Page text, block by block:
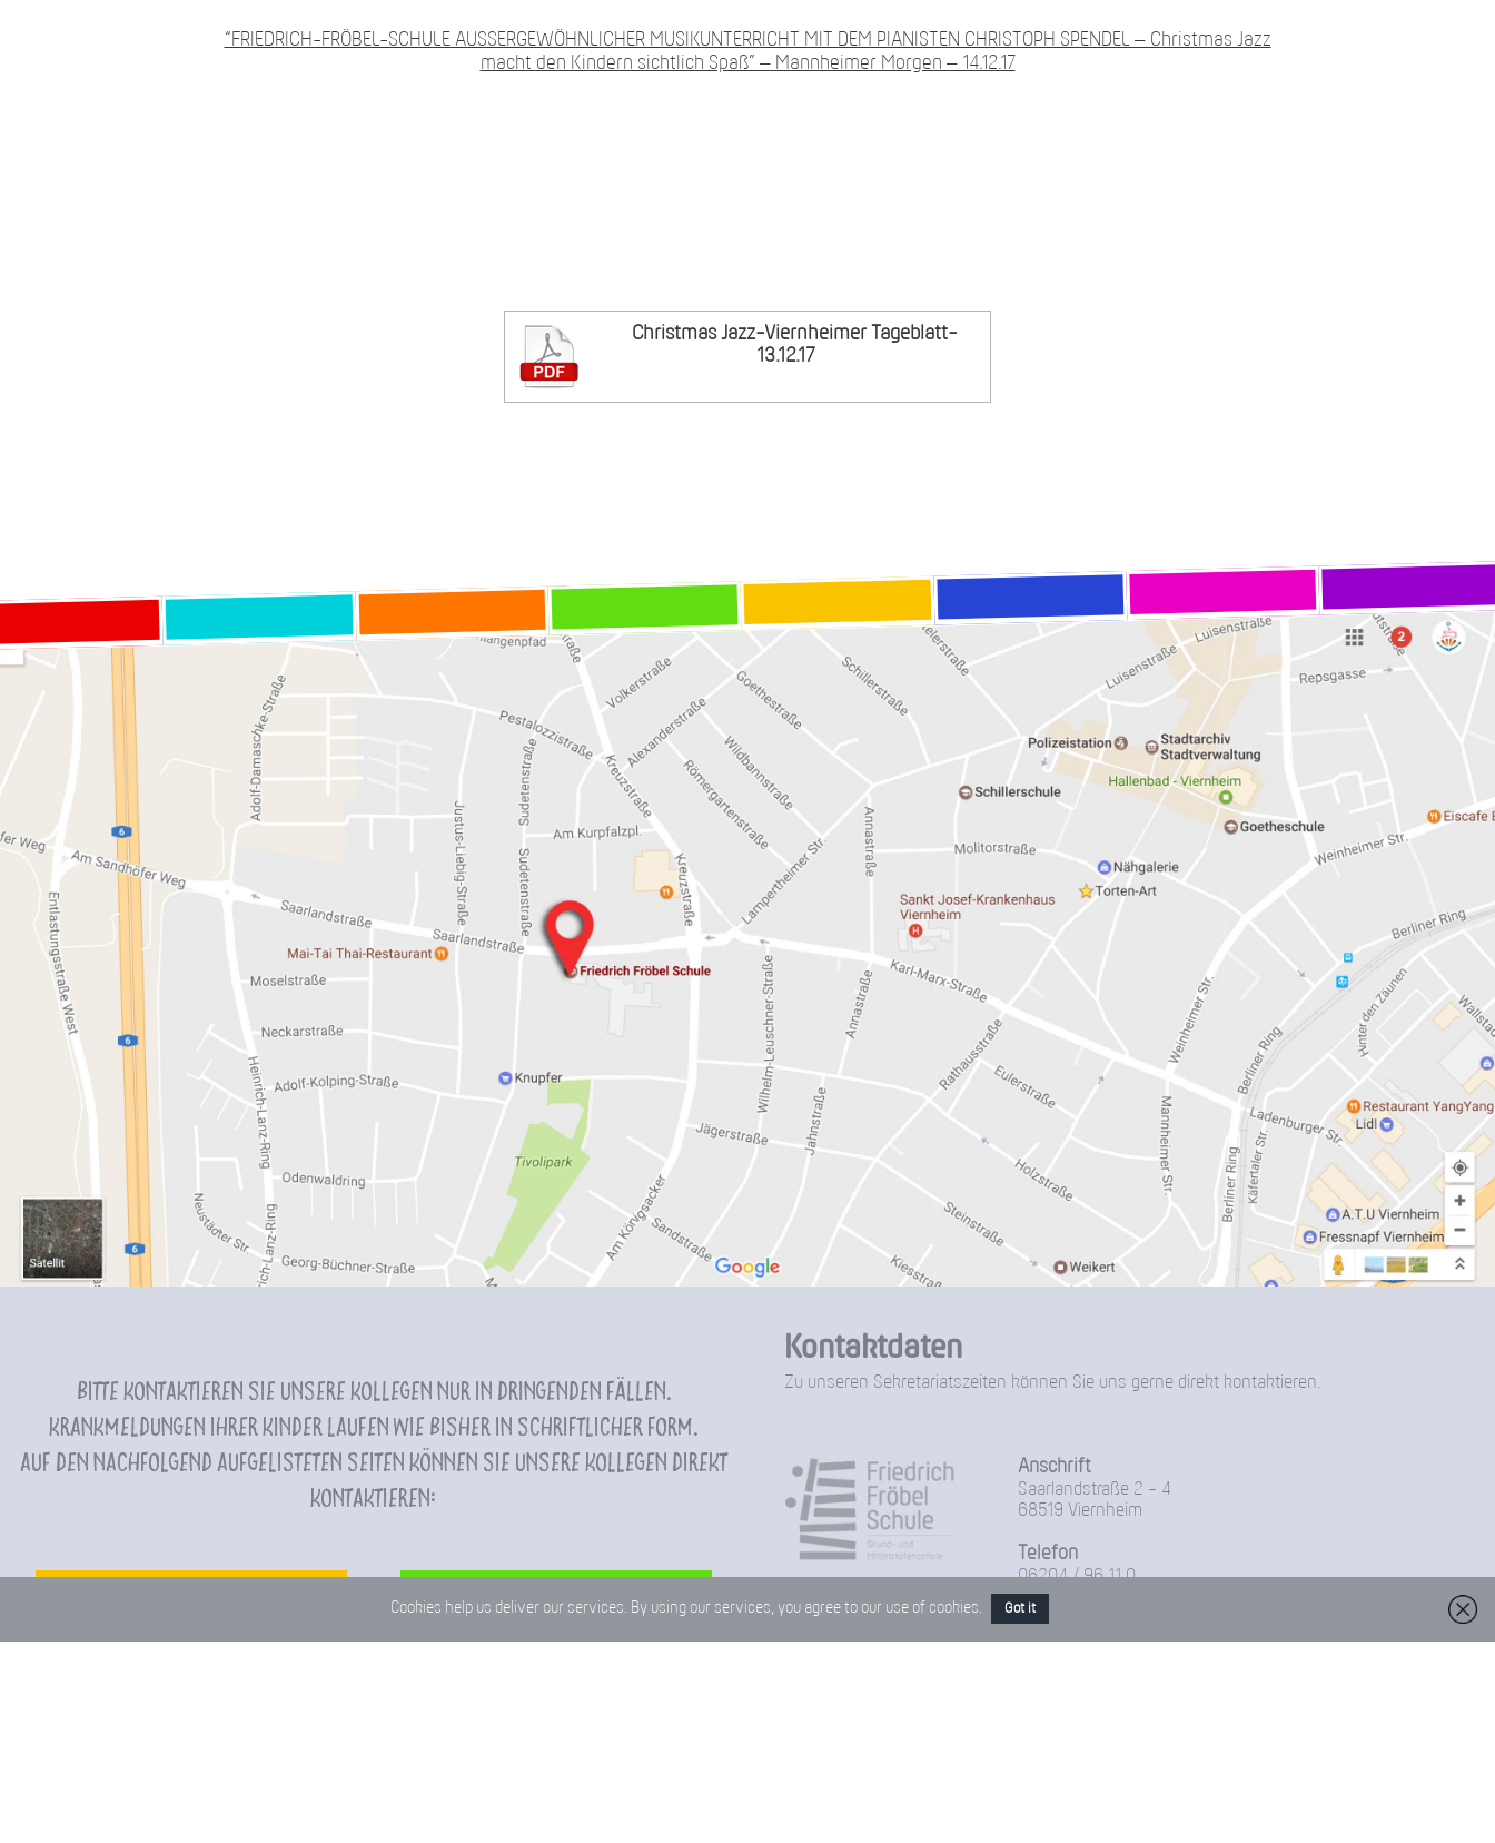
“FRIEDRICH-FRÖBEL-SCHULE AUSSERGEWÖHNLICHER MUSIKUNTERRICHT MIT DEM PIANISTEN CHRISTOPH SPENDEL – Christmas Jazz
macht den Kindern sichtlich Spaß” – Mannheimer Morgen – 14.12.17
Christmas Jazz-Viernheimer Tageblatt-
13.12.17
Bitte kontaktieren Sie unsere Kollegen nur in dringenden Fällen.
Krankmeldungen Ihrer Kinder laufen wie bisher in schriftlicher Form.
Auf den nachfolgend aufgelisteten Seiten können Sie unsere Kollegen direkt
kontaktieren:
Verwaltung
Kontaktdaten
Zu unseren Sekretariatszeiten können Sie uns gerne direkt kontaktieren.
Anschrift
Saarlandstraße 2 - 4
68519 Viernheim
Telefon
06204 / 96 11 0
Fax
06204-96 11 18
Cookies help us deliver our services. By using our services, you agree to our use of cookies. Got it